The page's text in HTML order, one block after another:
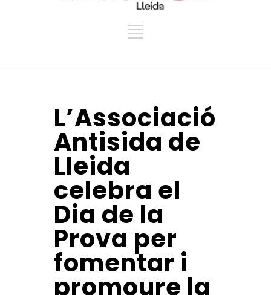
L’Associació
Antisida de
Lleida
celebra el
Dia de la
Prova per
fomentar i
promoure la